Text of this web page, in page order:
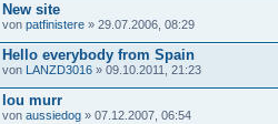
New site
von patfinistere » 29.07.2006, 08:29
Hello everybody from Spain
von LANZD3016 » 09.10.2011, 21:23
lou murr
von aussiedog » 07.12.2007, 06:54